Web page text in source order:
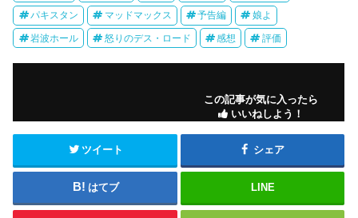
パキスタン マッドマックス 予告編 娘よ
岩波ホール 怒りのデス・ロード 感想 評価
この記事が気に入ったら
いいねしよう！
ツイート シェア
はてブ LINE